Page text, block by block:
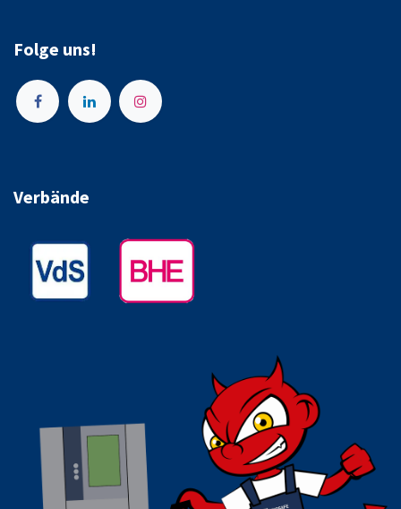
Folge uns!
Verbände